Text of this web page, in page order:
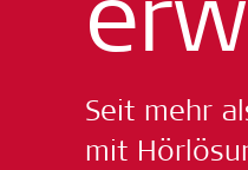
Seit mehr
mit